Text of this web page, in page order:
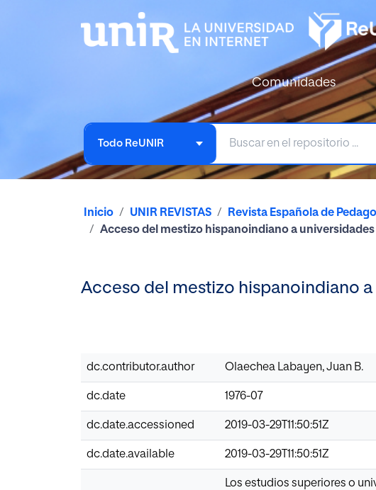
Comunidades
Todo ReUNIR
Inicio UNIR REVISTAS Revista Española de
Acceso del mestizo hispanoindiano a
Acceso del mestizo hispanoindiano
dc.contributor.author Olaechea Labayen, Juan B.
dc.date 1976-07
dc.date.accessioned 2019-03-29T11:50:51Z
dc.date.available 2019-03-29T11:50:51Z
Los estudios superiores o